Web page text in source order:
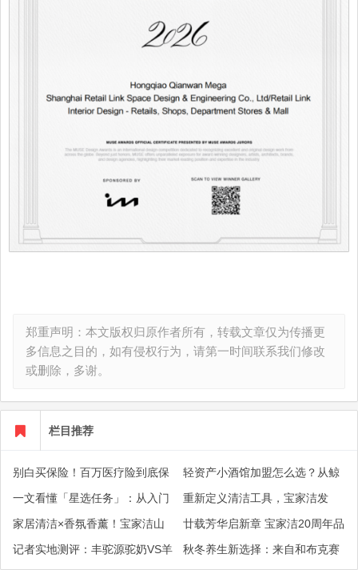
郑重声明：本文版权归原作者所有，转载文章仅为传播更
多信息之目的，如有侵权行为，请第一时间联系我们修改
或删除，多谢。
栏目推荐
别白买保险！百万医疗险到底保
什么？津贴、垫付、特需保障逐
轻资产小酒馆加盟怎么选？从鲸
酿师小酒馆看标准化开店逻辑
一文看懂「星选任务」：从入门
到精通， 达人如何靠短视频分成
重新定义清洁工具，宝家洁发
布"新一代家清美学家”战略开启
家居清洁×香氛香薰！宝家洁山
茶花香氛软拖把在20周年大会惊
廿载芳华启新章 宝家洁20周年品
牌战略大会盛大举行
记者实地测评：丰驼源驼奶VS羊
秋冬养生新选择：来自和布克赛